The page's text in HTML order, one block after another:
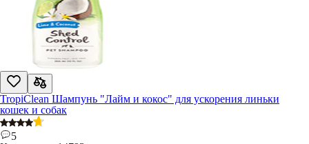
TropiClean Шампунь "Лайм и кокос" для ускорения линьки
кошек и собак
5